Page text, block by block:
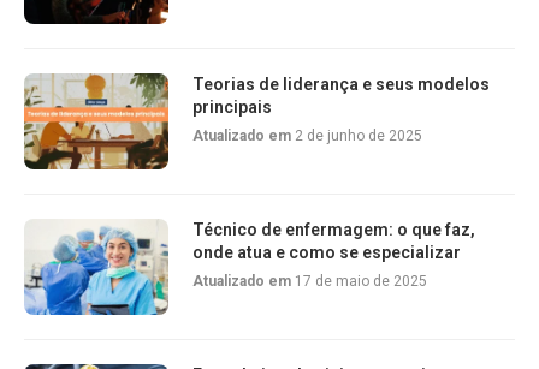
Teorias de liderança e seus modelos
principais
Atualizado em 2 de junho de 2025
Técnico de enfermagem: o que faz,
onde atua e como se especializar
Atualizado em 17 de maio de 2025